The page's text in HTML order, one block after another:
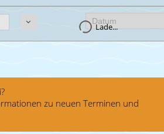
Lade...
zu neuen Terminen und